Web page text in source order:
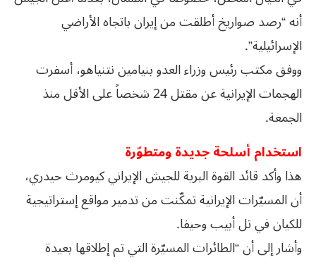
أنه “رصد صواريخ أطلقت من إيران باتجاه الأراضي
الإسرائيلية”.
ووفق مكتب رئيس وزراء العدو بنيامين نتنياهو، أسفرت
الهجمات الإيرانية عن مقتل 24 شخصاً على الأقل منذ
الجمعة.
استخدام أسلحة جديدة ومتطوّرة
هذا وأكد قائد القوة البرية للجيش الإيراني کیومرث حیدري،
أن المسيّرات الإيرانية تمكّنت من تدمير مواقع إستراتيجية
للكيان في تل أبيب وحيفا.
وأشار إلى أن “الطائرات المسيّرة التي تم إطلاقها بعيدة